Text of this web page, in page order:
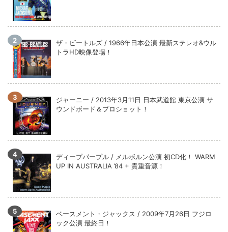
ザ・ビートルズ / 1966年日本公演 最新ステレオ&ウル
トラHD映像登場！
ジャーニー / 2013年3月11日 日本武道館 東京公演 サ
ウンドボード＆プロショット！
ディープパープル / メルボルン公演 初CD化！ WARM
UP IN AUSTRALIA ’84 + 貴重音源！
ベースメント・ジャックス / 2009年7月26日 フジロ
ック公演 最終日！